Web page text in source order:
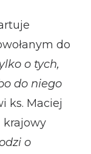
do
o tych,
do niego
ks. Maciej
krajowy
o